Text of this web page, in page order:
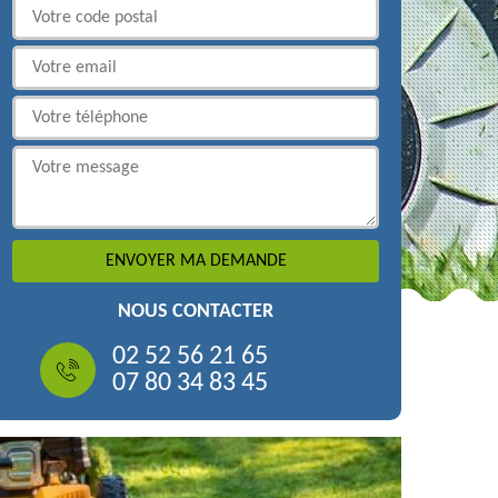
NOUS CONTACTER
02 52 56 21 65
07 80 34 83 45